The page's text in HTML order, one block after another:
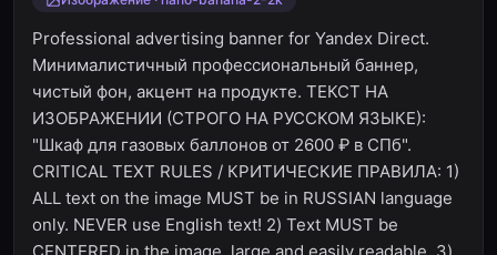
Professional advertising banner for Yandex Direct.
Минималистичный профессиональный баннер,
чистый фон, акцент на продукте. ТЕКСТ НА
ИЗОБРАЖЕНИИ (СТРОГО НА РУССКОМ ЯЗЫКЕ):
"Шкаф для газовых баллонов от 2600 ₽ в СПб".
CRITICAL TEXT RULES / КРИТИЧЕСКИЕ ПРАВИЛА: 1)
ALL text on the image MUST be in RUSSIAN language
only. NEVER use English text! 2) Text MUST be